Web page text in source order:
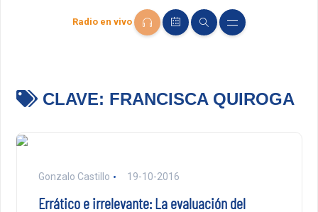
Radio en vivo
CLAVE: FRANCISCA QUIROGA
Gonzalo Castillo 19-10-2016
Errático e irrelevante: La evaluación del